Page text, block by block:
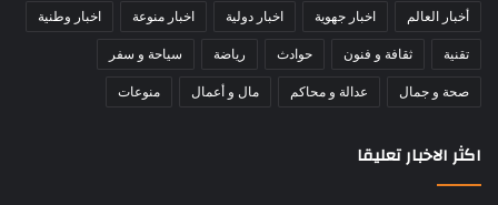
أخبار العالم اخبار جهوية اخبار دولية اخبار منوعة اخبار وطنية
تقنية ثقافة و فنون حوادث رياضة سياحة و سفر
صحة و جمال عدالة و محاكم مال و أعمال منوعات
اكثر الاخبار تعليقا